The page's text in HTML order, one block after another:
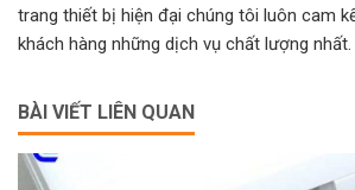
trang thiết bị hiện đại chúng tôi luôn cam
khách hàng những dịch vụ chất lượng nhất.
BÀI VIẾT LIÊN QUAN